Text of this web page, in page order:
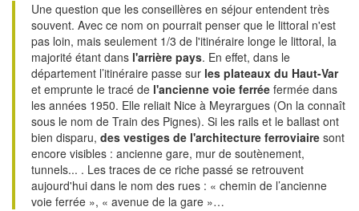
Une question que les conseillères en séjour entendent très
souvent. Avec ce nom on pourrait penser que le littoral n'est
pas loin, mais seulement 1/3 de l'itinéraire longe le littoral, la
majorité étant dans l'arrière pays. En effet, dans le
département l’itinéraire passe sur les plateaux du Haut-Var
et emprunte le tracé de l'ancienne voie ferrée fermée dans
les années 1950. Elle reliait Nice à Meyrargues (On la connaît
sous le nom de Train des Pignes). Si les rails et le ballast ont
bien disparu, des vestiges de l'architecture ferroviaire sont
encore visibles : ancienne gare, mur de soutènement,
tunnels... . Les traces de ce riche passé se retrouvent
aujourd'hui dans le nom des rues : « chemin de l’ancienne
voie ferrée », « avenue de la gare »…